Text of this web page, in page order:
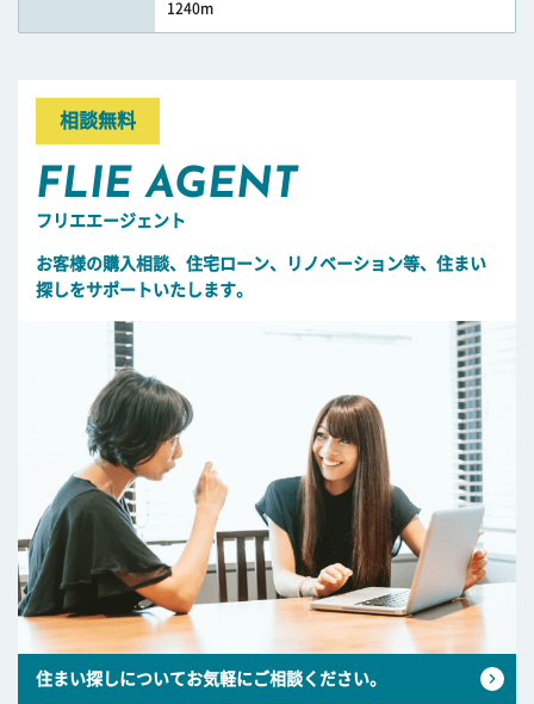
1240m
相談無料
FLIE AGENT
フリエエージェント
お客様の購入相談、住宅ローン、リノベーション等、住まい
探しをサポートいたします。
住まい探しについてお気軽にご相談ください。